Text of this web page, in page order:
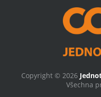
Copyright © 2026
Všechna